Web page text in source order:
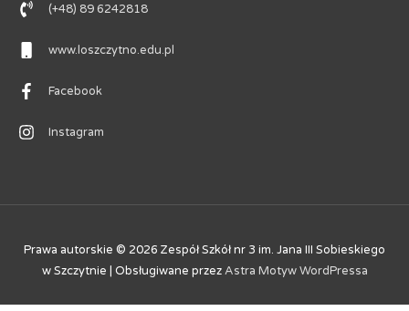
(+48) 89 6242818
www.loszczytno.edu.pl
Facebook
Instagram
Prawa autorskie © 2026 Zespół Szkół nr 3 im. Jana III Sobieskiego
w Szczytnie | Obsługiwane przezAstra Motyw WordPressa